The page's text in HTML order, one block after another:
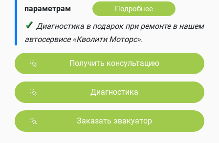
параметрам
Подробнее
✓ Диагностика в подарок при ремонте в нашем
автосервисе «Кволити Моторс».
Получить консультацию
Диагностика
Заказать эвакуатор